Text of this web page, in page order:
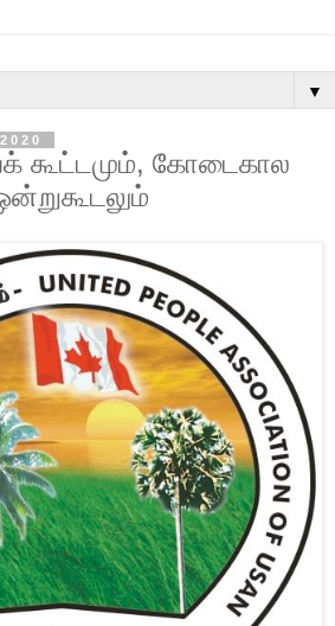
▼
கூட்டமும், கோடைகால